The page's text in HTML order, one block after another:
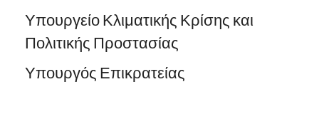
Υπουργείο Κλιματικής Κρίσης και
Πολιτικής Προστασίας
Υπουργός Επικρατείας